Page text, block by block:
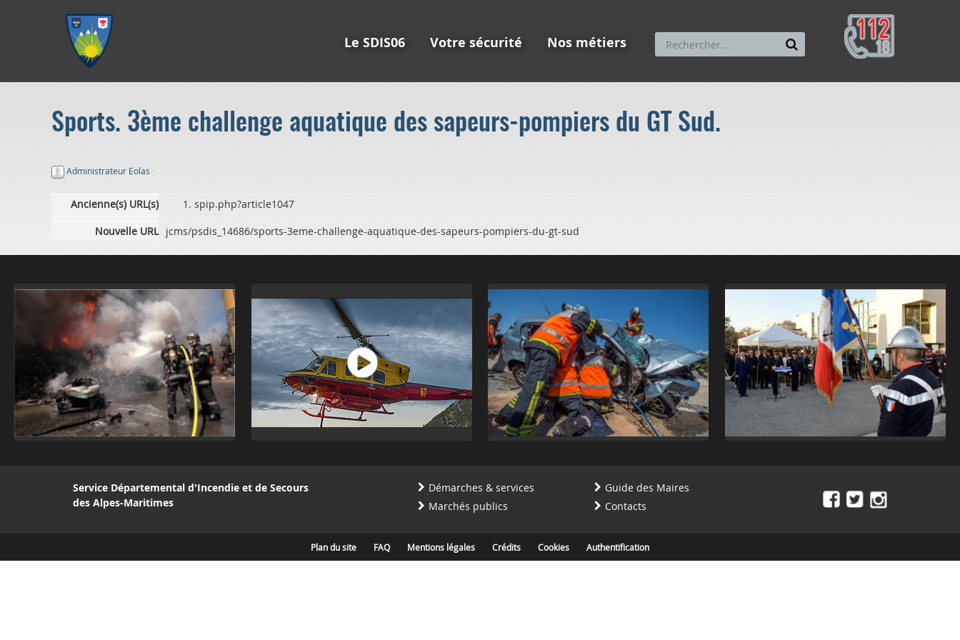
Le SDIS06 Votre sécurité Nos métiers
Sports. 3ème challenge aquatique des sapeurs-pompiers du GT Sud.
Administrateur Eolas ·
Ancienne(s) URL(s)
spip.php?article1047
Nouvelle URL jcms/psdis_14686/sports-3eme-challenge-aquatique-des-sapeurs-pompiers-du-gt-sud
Service Départemental d'Incendie et de Secours
des Alpes-Maritimes
Démarches & services
Marchés publics
Guide des Maires
Contacts
Plan du site FAQ Mentions légales Crédits Cookies Authentification